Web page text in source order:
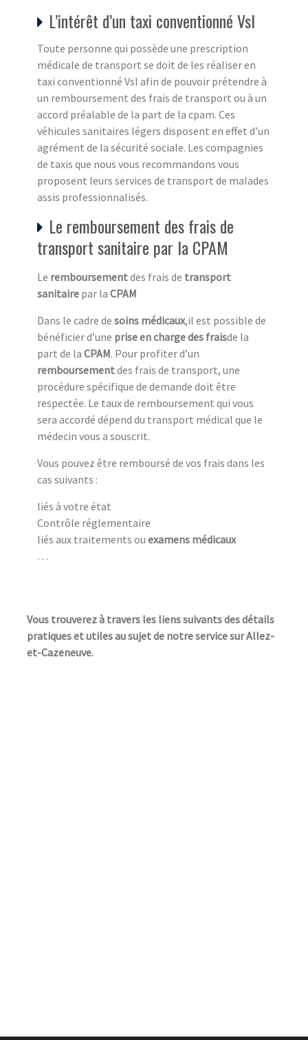
L’intérêt d’un taxi conventionné Vsl
Toute personne qui possède une prescription
médicale de transport se doit de les réaliser en
taxi conventionné Vsl afin de pouvoir prétendre à
un remboursement des frais de transport ou à un
accord préalable de la part de la cpam. Ces
véhicules sanitaires légers disposent en effet d’un
agrément de la sécurité sociale. Les compagnies
de taxis que nous vous recommandons vous
proposent leurs services de transport de malades
assis professionnalisés.
Le remboursement des frais de
transport sanitaire par la CPAM
Le remboursementdes frais de transport
sanitaire par la CPAM
Dans le cadre de soins médicaux,il est possible de
bénéficier d’une prise en charge des fraisde la
part de la CPAM. Pour profiter d’un
remboursementdes frais de transport, une
procédure spécifique de demande doit être
respectée. Le taux de remboursement qui vous
sera accordé dépend du transport médical que le
médecin vous a souscrit.
Vous pouvez être remboursé de vos frais dans les
cas suivants :
liés à votre état
Contrôle réglementaire
liés aux traitements ou examens médicaux
…
Vous trouverez à travers les liens suivants des détails
pratiques et utiles au sujet de notre service sur Allez-
et-Cazeneuve.